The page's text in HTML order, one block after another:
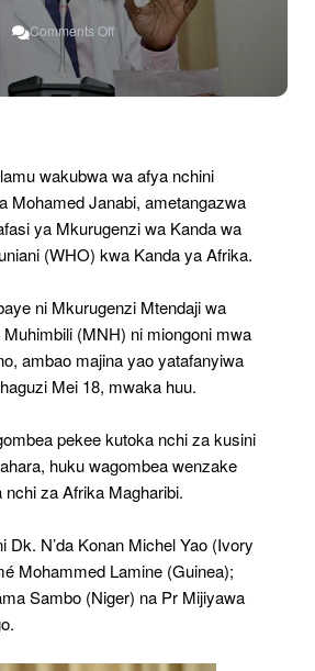
Comments Off
On
Prof.
Janabi
Miongoni
Kumrithi
Ndugulile
WHO
wakubwa wa afya nchini
Mohamed Janabi, ametangazwa
ya Mkurugenzi wa Kanda wa
(WHO) kwa Kanda ya Afrika.
ni Mkurugenzi Mtendaji wa
Muhimbili (MNH) ni miongoni mwa
ambao majina yao yatafanyiwa
Mei 18, mwaka huu.
pekee kutoka nchi za kusini
huku wagombea wenzake
za Afrika Magharibi.
Dk. N’da Konan Michel Yao (Ivory
Mohammed Lamine (Guinea);
Sambo (Niger) na Pr Mijiyawa